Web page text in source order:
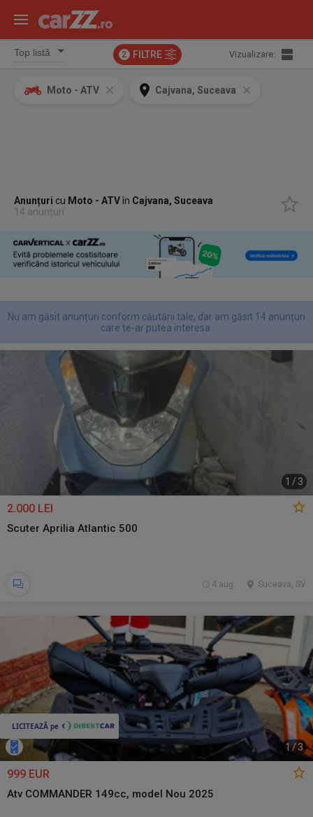
2 FILTRE Vizualizare:
Moto - ATV Cajvana, Suceava
Anunțuri cu Moto - ATVîn Cajvana, Suceava
14 anunțuri
Nu am găsit anunțuri conform căutării tale, dar am găsit 14 anunțuri
care te-ar putea interesa.
1 / 3
2.000 LEI
Scuter Aprilia Atlantic 500
Suceava, SV
4 aug.
1/3
999 EUR
Atv COMMANDER 149cc, model Nou 2025